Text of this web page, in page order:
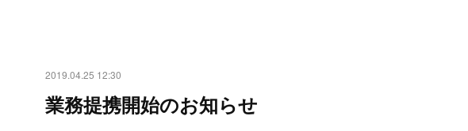
2019.04.25 12:30
業務提携開始のお知らせ